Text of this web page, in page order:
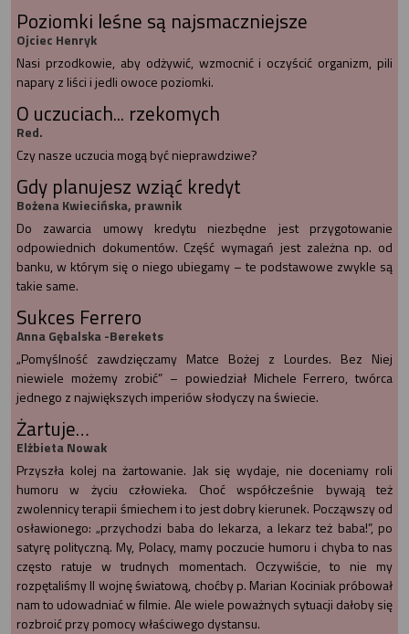
Poziomki leśne są najsmaczniejsze
Ojciec Henryk
Nasi przodkowie, aby odżywić, wzmocnić i oczyścić organizm, pili
napary z liści i jedli owoce poziomki.
O uczuciach... rzekomych
Red.
Czy nasze uczucia mogą być nieprawdziwe?
Gdy planujesz wziąć kredyt
Bożena Kwiecińska, prawnik
Do zawarcia umowy kredytu niezbędne jest przygotowanie
odpowiednich dokumentów. Część wymagań jest zależna np. od
banku, w którym się o niego ubiegamy – te podstawowe zwykle są
takie same.
Sukces Ferrero
Anna Gębalska -Berekets
„Pomyślność zawdzięczamy Matce Bożej z Lourdes. Bez Niej
niewiele możemy zrobić” – powiedział Michele Ferrero, twórca
jednego z największych imperiów słodyczy na świecie.
Żartuje…
Elżbieta Nowak
Przyszła kolej na żartowanie. Jak się wydaje, nie doceniamy roli
humoru w życiu człowieka. Choć współcześnie bywają też
zwolennicy terapii śmiechem i to jest dobry kierunek. Począwszy od
osławionego: „przychodzi baba do lekarza, a lekarz też baba!”, po
satyrę polityczną. My, Polacy, mamy poczucie humoru i chyba to nas
często ratuje w trudnych momentach. Oczywiście, to nie my
rozpętaliśmy II wojnę światową, choćby p. Marian Kociniak próbował
nam to udowadniać w filmie. Ale wiele poważnych sytuacji dałoby się
rozbroić przy pomocy właściwego dystansu.